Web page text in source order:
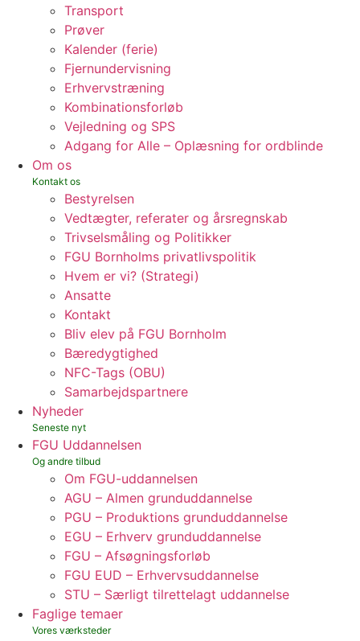
Transport
Prøver
Kalender (ferie)
Fjernundervisning
Erhvervstræning
Kombinationsforløb
Vejledning og SPS
Adgang for Alle – Oplæsning for ordblinde
Om os
Bestyrelsen
Vedtægter, referater og årsregnskab
Trivselsmåling og Politikker
FGU Bornholms privatlivspolitik
Hvem er vi? (Strategi)
Ansatte
Kontakt
Bliv elev på FGU Bornholm
Bæredygtighed
NFC-Tags (OBU)
Samarbejdspartnere
Nyheder
FGU Uddannelsen
Om FGU-uddannelsen
AGU – Almen grunduddannelse
PGU – Produktions grunduddannelse
EGU – Erhverv grunduddannelse
FGU – Afsøgningsforløb
FGU EUD – Erhvervsuddannelse
STU – Særligt tilrettelagt uddannelse
Faglige temaer